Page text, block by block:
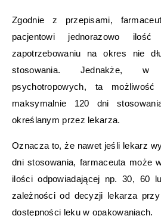
Zgodnie z przepisami,
pacjentowi jednorazowo ilość
zapotrzebowaniu na okres nie
stosowania. Jednakże, w
psychotropowych, ta
maksymalnie 120 dni
określanym przez lekarza.
Oznacza to, że nawet jeśli lekarz
dni stosowania, farmaceuta może
ilości odpowiadającej np. 30, 60
zależności od decyzji lekarza
dostępności leku w opakowaniach.